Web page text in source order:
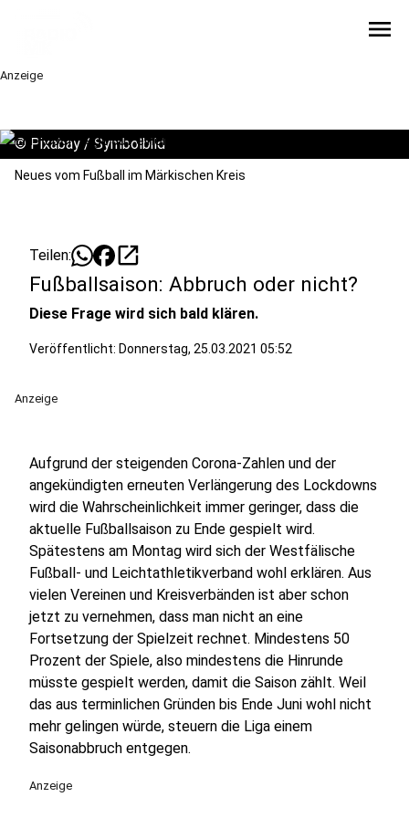
menu
Anzeige
© Pixabay / Symbolbild
Neues vom Fußball im Märkischen Kreis
Teilen: open_in_new
Fußballsaison: Abbruch oder nicht?
Diese Frage wird sich bald klären.
Veröffentlicht: Donnerstag, 25.03.2021 05:52
Anzeige
Aufgrund der steigenden Corona-Zahlen und der
angekündigten erneuten Verlängerung des Lockdowns
wird die Wahrscheinlichkeit immer geringer, dass die
aktuelle Fußballsaison zu Ende gespielt wird.
Spätestens am Montag wird sich der Westfälische
Fußball- und Leichtathletikverband wohl erklären. Aus
vielen Vereinen und Kreisverbänden ist aber schon
jetzt zu vernehmen, dass man nicht an eine
Fortsetzung der Spielzeit rechnet. Mindestens 50
Prozent der Spiele, also mindestens die Hinrunde
müsste gespielt werden, damit die Saison zählt. Weil
das aus terminlichen Gründen bis Ende Juni wohl nicht
mehr gelingen würde, steuern die Liga einem
Saisonabbruch entgegen.
Anzeige